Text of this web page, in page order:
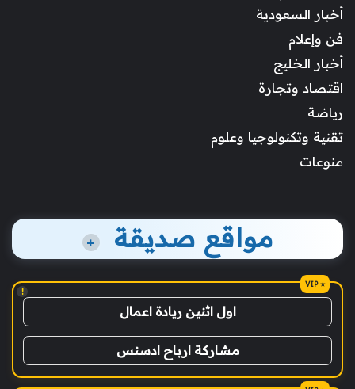
أخبار السعودية
فن وإعلام
أخبار الخليج
اقتصاد وتجارة
رياضة
تقنية وتكنولوجيا وعلوم
منوعات
مواقع صديقة +
!
اول اثنين ريادة اعمال
مشاركة ارباح ادسنس